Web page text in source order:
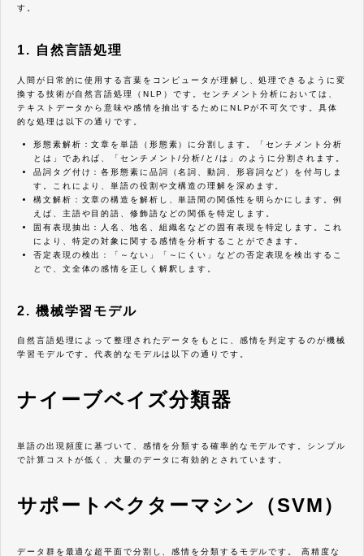
す。
1. 自然言語処理
人間が日常的に使用する言葉をコンピュータが理解し、処理できるように変
換する技術が自然言語処理（NLP）です。センチメント分析においては、
テキストデータから意味や感情を抽出するためにNLPが不可欠です。具体
的な処理は以下の通りです。
形態素解析：文章を単語（形態素）に分割します。「センチメント分析
とは」であれば、「センチメント/分析/と/は」のように分割されます。
品詞タグ付け：各形態素に品詞（名詞、動詞、形容詞など）を付与しま
す。これにより、単語の役割や文構造の理解を深めます。
構文解析：文章の構造を解析し、単語間の関係性を明らかにします。例
えば、主語や目的語、修飾語などの関係を特定します。
固有表現抽出：人名、地名、組織名などの固有表現を特定します。これ
により、特定の対象に関する感情を分析することができます。
否定表現の検出：「～ない」「～にくい」などの否定表現を検出するこ
とで、文全体の感情を正しく解釈します。
2. 機械学習モデル
自然言語処理によって整理されたデータをもとに、感情を判定するのが機械
学習モデルです。代表的なモデルは以下の通りです。
ナイーブベイズ分類器
単語の出現頻度に基づいて、感情を分類する確率的なモデルです。シンプル
で計算コストが低く、大量のデータに有効的とされています。
サポートベクターマシン（SVM）
データ群を最適な超平面で分割し、感情を分類するモデルです。 高精度な